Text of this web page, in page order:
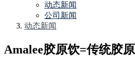
动态新闻
公司新闻
动态新闻
Amalee胶原饮=传统胶